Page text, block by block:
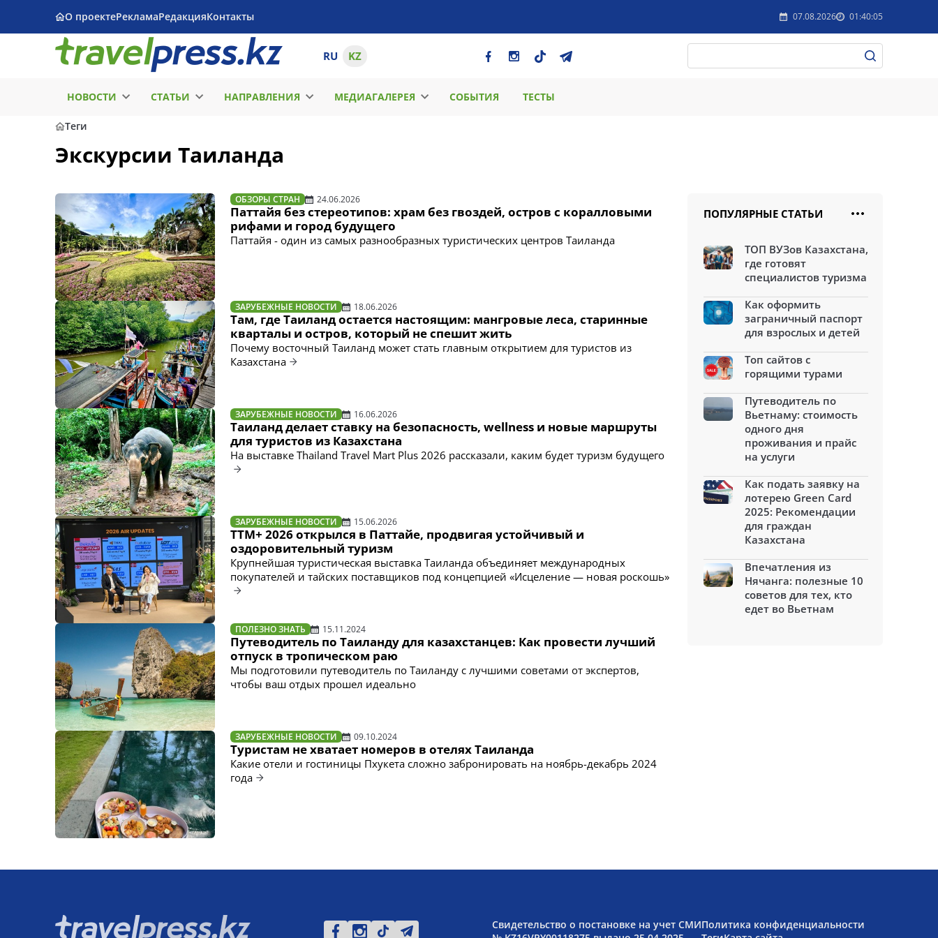
О проектеРекламаРедакцияКонтакты 07.08.2026 01:40:05
RU KZ
НОВОСТИ СТАТЬИ НАПРАВЛЕНИЯ МЕДИАГАЛЕРЕЯ СОБЫТИЯ ТЕСТЫ
Теги
Экскурсии Таиланда
ОБЗОРЫ СТРАН 24.06.2026
Паттайя без стереотипов: храм без гвоздей, остров с коралловыми
рифами и город будущего
Паттайя - один из самых разнообразных туристических центров Таиланда
ЗАРУБЕЖНЫЕ НОВОСТИ 18.06.2026
Там, где Таиланд остается настоящим: мангровые леса, старинные
кварталы и остров, который не спешит жить
Почему восточный Таиланд может стать главным открытием для туристов из
Казахстана
ЗАРУБЕЖНЫЕ НОВОСТИ 16.06.2026
Таиланд делает ставку на безопасность, wellness и новые маршруты
для туристов из Казахстана
На выставке Thailand Travel Mart Plus 2026 рассказали, каким будет туризм будущего
ЗАРУБЕЖНЫЕ НОВОСТИ 15.06.2026
TTM+ 2026 открылся в Паттайе, продвигая устойчивый и
оздоровительный туризм
Крупнейшая туристическая выставка Таиланда объединяет международных
покупателей и тайских поставщиков под концепцией «Исцеление — новая роскошь»
ПОЛЕЗНО ЗНАТЬ 15.11.2024
Путеводитель по Таиланду для казахстанцев: Как провести лучший
отпуск в тропическом раю
Мы подготовили путеводитель по Таиланду с лучшими советами от экспертов,
чтобы ваш отдых прошел идеально
ЗАРУБЕЖНЫЕ НОВОСТИ 09.10.2024
Туристам не хватает номеров в отелях Таиланда
Какие отели и гостиницы Пхукета сложно забронировать на ноябрь-декабрь 2024
года
ПОПУЛЯРНЫЕ СТАТЬИ
ТОП ВУЗов Казахстана,
где готовят
специалистов туризма
Как оформить
заграничный паспорт
для взрослых и детей
Топ сайтов с
горящими турами
Путеводитель по
Вьетнаму: стоимость
одного дня
проживания и прайс
на услуги
Как подать заявку на
лотерею Green Card
2025: Рекомендации
для граждан
Казахстана
Впечатления из
Нячанга: полезные 10
советов для тех, кто
едет во Вьетнам
Свидетельство о постановке на учет СМИПолитика конфиденциальности